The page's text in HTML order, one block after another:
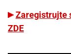
Zaregistrujte
ZDE